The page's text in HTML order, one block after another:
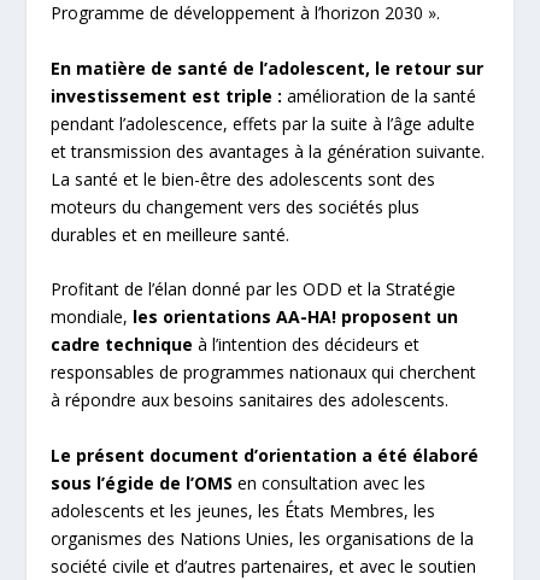
Programme de développement à l’horizon 2030 ».
En matière de santé de l’adolescent, le retour sur
investissement est triple : amélioration de la santé
pendant l’adolescence, effets par la suite à l’âge adulte
et transmission des avantages à la génération suivante.
La santé et le bien-être des adolescents sont des
moteurs du changement vers des sociétés plus
durables et en meilleure santé.
Profitant de l’élan donné par les ODD et la Stratégie
mondiale, les orientations AA-HA! proposent un
cadre technique à l’intention des décideurs et
responsables de programmes nationaux qui cherchent
à répondre aux besoins sanitaires des adolescents.
Le présent document d’orientation a été élaboré
sous l’égide de l’OMSen consultation avec les
adolescents et les jeunes, les États Membres, les
organismes des Nations Unies, les organisations de la
société civile et d’autres partenaires, et avec le soutien